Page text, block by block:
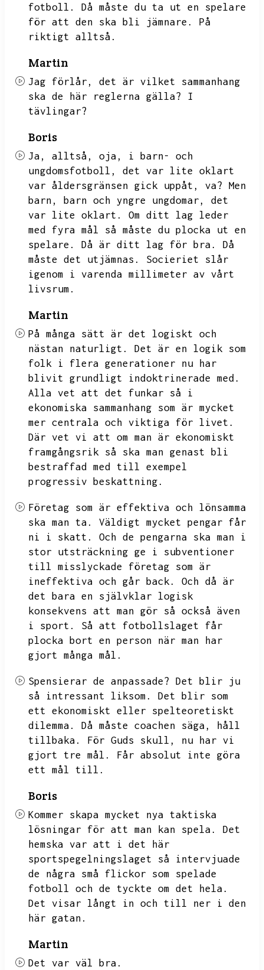
fotboll.
Då måste du ta ut en spelare
för att den ska bli jämnare.
På
riktigt alltså.
Martin
Jag förlår,
det är vilket sammanhang
ska de här reglerna gälla?
I
tävlingar?
Boris
Ja, alltså, oja,
i barn- och
ungdomsfotboll,
det var lite oklart
var åldersgränsen gick uppåt,
va? Men
barn,
barn och yngre ungdomar,
det
var lite oklart.
Om ditt lag leder
med fyra mål så måste du plocka ut en
spelare.
Då är ditt lag för bra.
Då
måste det utjämnas.
Socieriet slår
igenom i varenda millimeter av vårt
livsrum.
Martin
På många sätt är det logiskt och
nästan naturligt.
Det är en logik som
folk i flera generationer nu har
blivit grundligt indoktrinerade med.
Alla vet att det funkar så i
ekonomiska sammanhang som är mycket
mer centrala och viktiga för livet.
Där vet vi att om man är ekonomiskt
framgångsrik så ska man genast bli
bestraffad med till exempel
progressiv beskattning.
Företag som är effektiva och lönsamma
ska man ta.
Väldigt mycket pengar får
ni i skatt.
Och de pengarna ska man i
stor utsträckning ge i subventioner
till misslyckade företag som är
ineffektiva och går back.
Och då är
det bara en självklar logisk
konsekvens att man gör så också även
i sport.
Så att fotbollslaget får
plocka bort en person när man har
gjort många mål.
Spensierar de anpassade? Det blir ju
så intressant liksom.
Det blir som
ett ekonomiskt eller spelteoretiskt
dilemma.
Då måste coachen säga,
håll
tillbaka.
För Guds skull,
nu har vi
gjort tre mål.
Får absolut inte göra
ett mål till.
Boris
Kommer skapa mycket nya taktiska
lösningar för att man kan spela.
Det
hemska var att i det här
sportspegelningslaget så intervjuade
de några små flickor som spelade
fotboll och de tyckte om det hela.
Det visar långt in och till ner i den
här gatan.
Martin
Det var väl bra.